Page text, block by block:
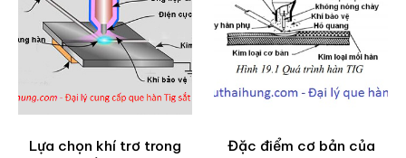
Lựa chọn khí trơ trong
Đặc điểm cơ bản của